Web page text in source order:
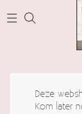
Deze
Kom later